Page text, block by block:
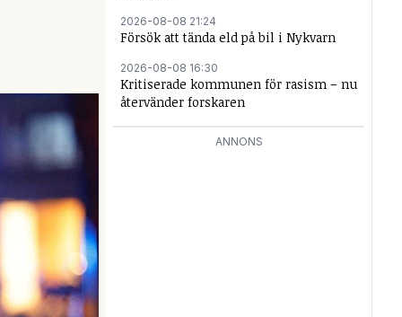
2026-08-08 21:24
Försök att tända eld på bil i Nykvarn
2026-08-08 16:30
Kritiserade kommunen för rasism – nu
återvänder forskaren
ANNONS